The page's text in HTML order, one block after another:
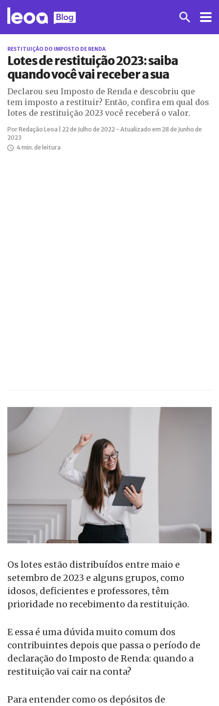
RESTITUIÇÃO DO IMPOSTO DE RENDA
Lotes de restituição 2023: saiba
quando você vai receber a sua
Declarou seu Imposto de Renda e descobriu que
tem imposto a restituir? Então, confira em qual dos
lotes de restituição 2023 você receberá o valor.
Por Redação Leoa | 22 de Julho de 2022 - Atualizado em 28 de Junho de
2023
4 min. de leitura
Os lotes estão distribuídos entre maio e
setembro de 2023 e alguns grupos, como
idosos, deficientes e professores, têm
prioridade no recebimento da restituição.
E essa é uma dúvida muito comum dos
contribuintes depois que passa o período de
declaração do Imposto de Renda: quando a
restituição vai cair na conta?
Para entender como os depósitos de